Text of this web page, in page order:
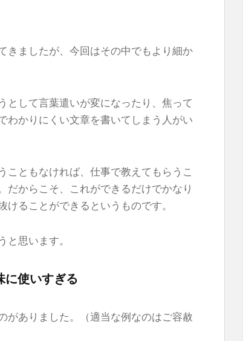
きましたが、今回はその中でもより細か
として言葉遣いが変になったり、焦って
わかりにくい文章を書いてしまう人がい
こともなければ、仕事で教えてもらうこ
だからこそ、これができるだけでかなり
ることができるというものです。
思います。
に使いすぎる
がありました。（適当な例なのはご容赦